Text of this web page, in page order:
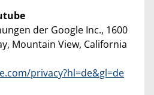
der Google Inc., 1600
Mountain View, California
privacy?hl=de&gl=de